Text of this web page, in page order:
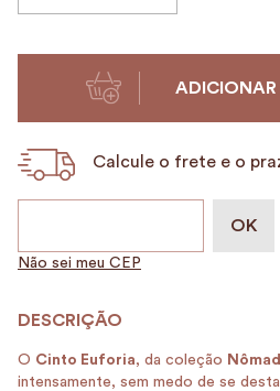
ADICIONAR
Calcule o frete e o
Não sei meu CEP
O Cinto Euforia, da coleção
intensamente, sem medo de se